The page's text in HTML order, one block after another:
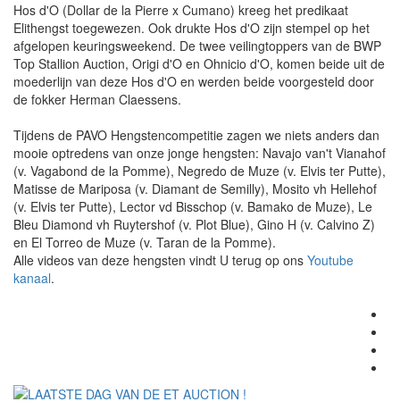
Hos d'O (Dollar de la Pierre x Cumano) kreeg het predikaat
Elithengst toegewezen. Ook drukte Hos d'O zijn stempel op het
afgelopen keuringsweekend. De twee veilingtoppers van de BWP
Top Stallion Auction, Origi d'O en Ohnicio d'O, komen beide uit de
moederlijn van deze Hos d'O en werden beide voorgesteld door
de fokker Herman Claessens.
Tijdens de PAVO Hengstencompetitie zagen we niets anders dan
mooie optredens van onze jonge hengsten: Navajo van't Vianahof
(v. Vagabond de la Pomme), Negredo de Muze (v. Elvis ter Putte),
Matisse de Mariposa (v. Diamant de Semilly), Mosito vh Hellehof
(v. Elvis ter Putte), Lector vd Bisschop (v. Bamako de Muze), Le
Bleu Diamond vh Ruytershof (v. Plot Blue), Gino H (v. Calvino Z)
en El Torreo de Muze (v. Taran de la Pomme).
Alle videos van deze hengsten vindt U terug op ons Youtube
kanaal.